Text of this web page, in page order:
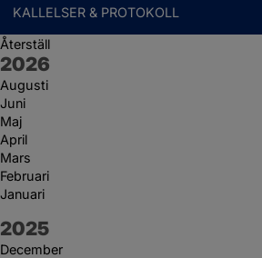
KALLELSER & PROTOKOLL
Återställ
År:
2026
Augusti
Juni
Maj
April
Mars
Februari
Januari
År:
2025
December